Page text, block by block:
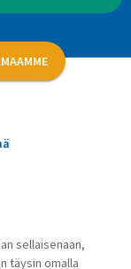
sellaisenaan,
täysin omalla